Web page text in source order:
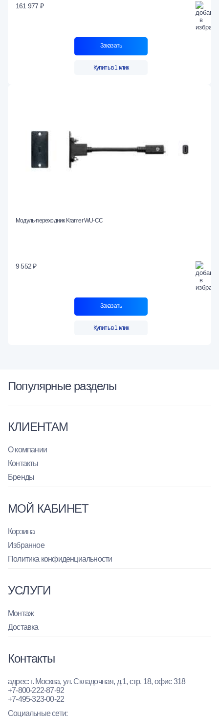
161 977 ₽
Заказать
Купить в 1 клик
Модуль-переходник Kramer WU-CC
9 552 ₽
Заказать
Купить в 1 клик
Популярные разделы
КЛИЕНТАМ
О компании
Контакты
Бренды
МОЙ КАБИНЕТ
Корзина
Избранное
Политика конфиденциальности
УСЛУГИ
Монтаж
Доставка
Контакты
адрес: г. Москва, ул. Складочная, д.1, стр. 18, офис 318
+7-800-222-87-92
+7-495-323-00-22
Социальные сети: